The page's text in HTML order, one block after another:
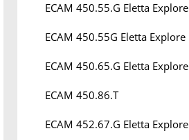
ECAM 450.55.G Eletta Explore
ECAM 450.55G Eletta Explore
ECAM 450.65.G Eletta Explore
ECAM 450.86.T
ECAM 452.67.G Eletta Explore